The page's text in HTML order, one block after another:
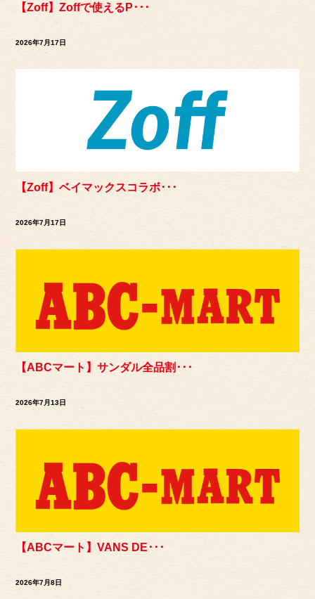
【Zoff】Zoffで使えるP･･･
2026年7月17日
【Zoff】ベイマックスコラボ･･･
2026年7月17日
【ABCマート】サンダル全品割･･･
2026年7月13日
【ABCマート】VANS DE･･･
2026年7月8日